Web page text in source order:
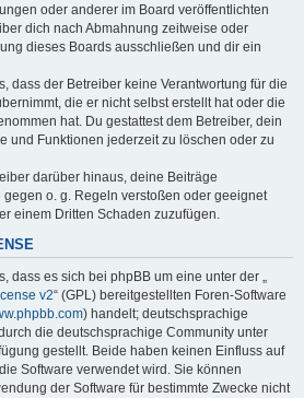
oder anderer im Board veröffentlichten
dich nach Abmahnung zeitweise oder
dieses Boards ausschließen und dir ein
dass der Betreiber keine Verantwortung für die
die er nicht selbst erstellt hat oder die
hat. Du gestattest dem Betreiber, dein
und Funktionen jederzeit zu löschen oder zu
darüber hinaus, deine Beiträge
o. g. Regeln verstoßen oder geeignet
einem Dritten Schaden zuzufügen.
dass es sich bei phpBB um eine unter der „
v2“ (GPL) bereitgestellten Foren-Software
) handelt; deutschsprachige
die deutschsprachige Community unter
gestellt. Beide haben keinen Einfluss auf
Software verwendet wird. Sie können
der Software für bestimmte Zwecke nicht